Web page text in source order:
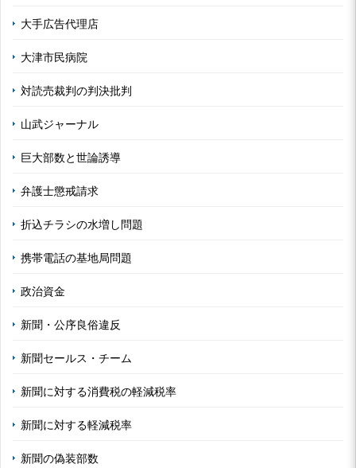
大手広告代理店
大津市民病院
対読売裁判の判決批判
山武ジャーナル
巨大部数と世論誘導
弁護士懲戒請求
折込チラシの水増し問題
携帯電話の基地局問題
政治資金
新聞・公序良俗違反
新聞セールス・チーム
新聞に対する消費税の軽減税率
新聞に対する軽減税率
新聞の偽装部数